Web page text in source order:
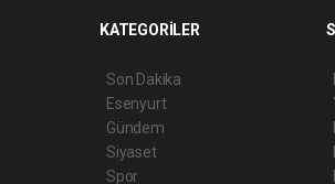
KATEGORİLER
Son Dakika
Esenyurt
Gündem
Siyaset
Spor